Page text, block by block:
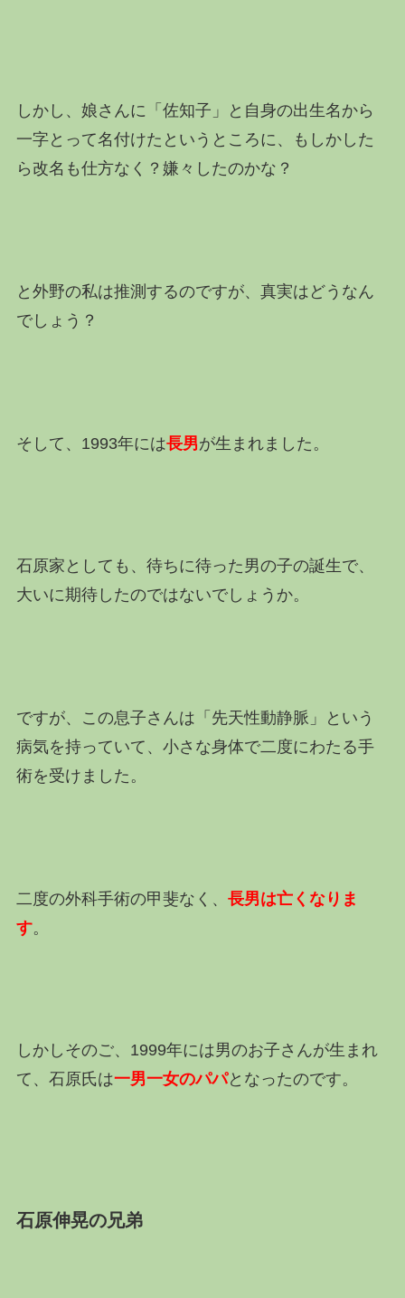
しかし、娘さんに「佐知子」と自身の出生名から
一字とって名付けたというところに、もしかした
ら改名も仕方なく？嫌々したのかな？
と外野の私は推測するのですが、真実はどうなん
でしょう？
そして、1993年には長男が生まれました。
石原家としても、待ちに待った男の子の誕生で、
大いに期待したのではないでしょうか。
ですが、この息子さんは「先天性動静脈」という
病気を持っていて、小さな身体で二度にわたる手
術を受けました。
二度の外科手術の甲斐なく、 長男は亡くなりま
す。
しかしそのご、1999年には男のお子さんが生まれ
て、石原氏は一男一女のパパとなったのです。
石原伸晃の兄弟